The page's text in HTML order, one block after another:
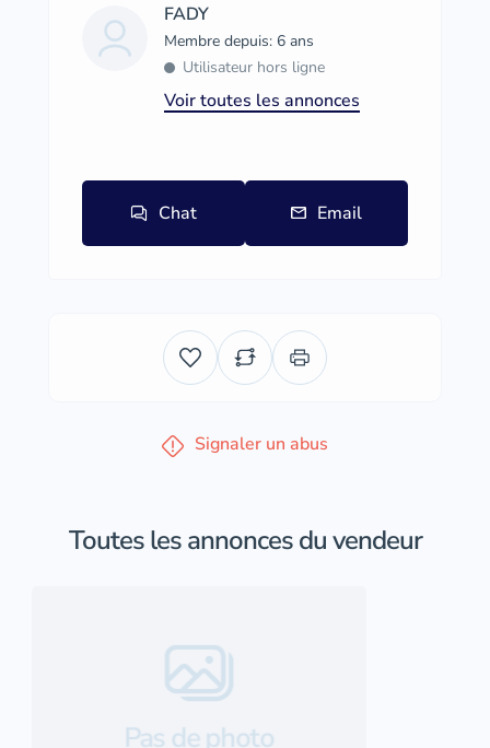
FADY
Membre depuis: 6 ans
Utilisateur hors ligne
Voir toutes les annonces
Chat Email
Signaler un abus
Toutes les annonces du vendeur
Pas de photo